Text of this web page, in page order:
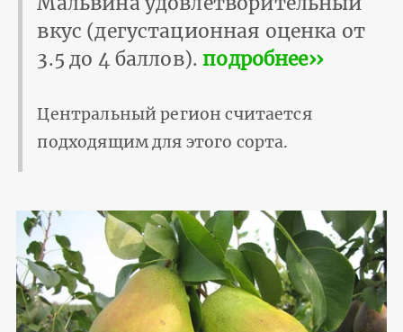
вкус (дегустационная оценка от
3.5 до 4 баллов). подробнее››
Центральный регион считается
подходящим для этого сорта.